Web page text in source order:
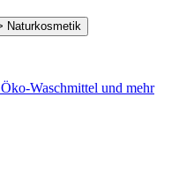
Öko-Waschmittel und mehr